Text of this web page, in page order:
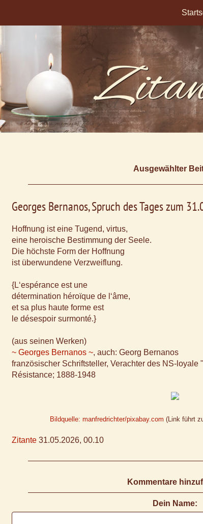
Ausgewählter
Georges Bernanos, Spruch des Tages zum
Hoffnung ist eine Tugend, virtus,
eine heroische Bestimmung der Seele.
Die höchste Form der Hoffnung
ist überwundene Verzweiflung.
{L‘espérance est une
détermination héroïque de l‘âme,
et sa plus haute forme est
le désespoir surmonté.}
(aus seinen Werken)
~ Georges Bernanos ~, auch: Georg Bernanos
französischer Schriftsteller, Verachter des NS-
Résistance; 1888-1948
Bildquelle: manfredrichter/pixabay.com (Link führt
Zitante 31.05.2026, 00.10
Kommentare
Dein Name: